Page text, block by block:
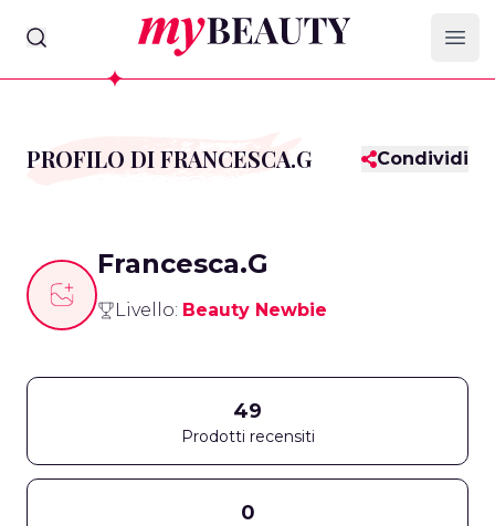
myBeauty
PROFILO DI FRANCESCA.G Condividi
Francesca.G
Livello: Beauty Newbie
49
Prodotti recensiti
0